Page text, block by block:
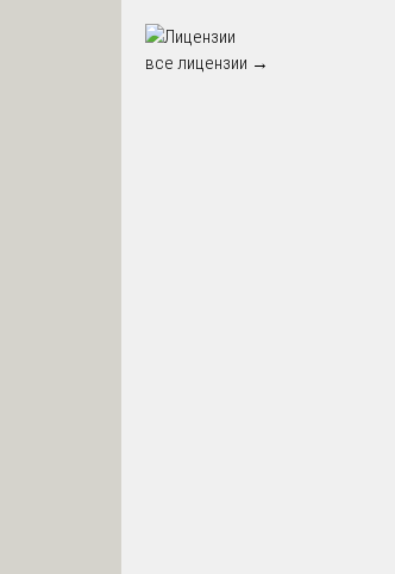
все лицензии →